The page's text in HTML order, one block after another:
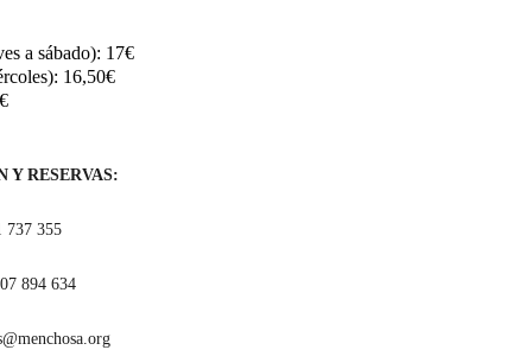
a sábado): 17€
16,50€
Y RESERVAS:
737 355
894 634